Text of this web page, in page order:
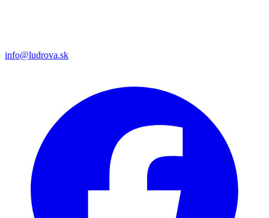
info@ludrova.sk